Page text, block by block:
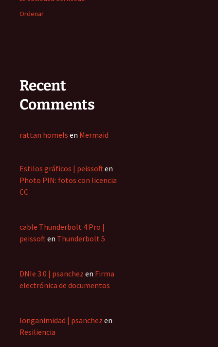
Ordenar
Recent
Comments
rattan homels en Mermaid
Estilos gráficos | peissoften
Photo PIN: fotos con licencia
CC
cable Thunderbolt 4 Pro |
peissoften Thunderbolt 5
DNIe 3.0 | psanchez en Firma
electrónica de documentos
longanimidad | psanchez en
Resiliencia